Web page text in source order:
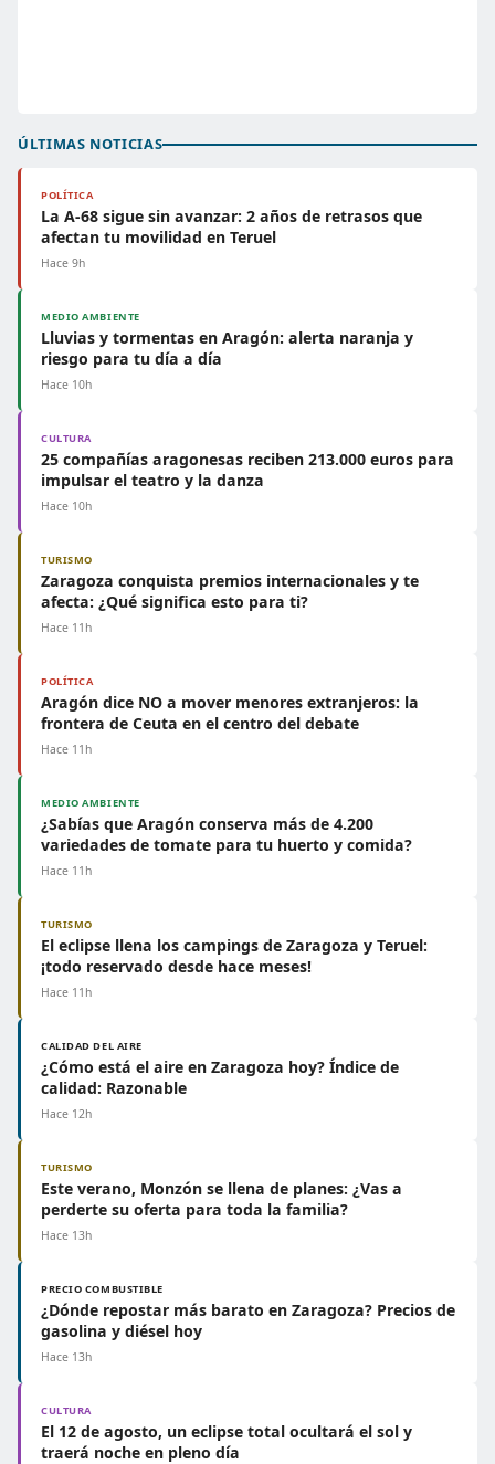
ÚLTIMAS NOTICIAS
POLÍTICA
La A-68 sigue sin avanzar: 2 años de retrasos que
afectan tu movilidad en Teruel
Hace 9h
MEDIO AMBIENTE
Lluvias y tormentas en Aragón: alerta naranja y
riesgo para tu día a día
Hace 10h
CULTURA
25 compañías aragonesas reciben 213.000 euros para
impulsar el teatro y la danza
Hace 10h
TURISMO
Zaragoza conquista premios internacionales y te
afecta: ¿Qué significa esto para ti?
Hace 11h
POLÍTICA
Aragón dice NO a mover menores extranjeros: la
frontera de Ceuta en el centro del debate
Hace 11h
MEDIO AMBIENTE
¿Sabías que Aragón conserva más de 4.200
variedades de tomate para tu huerto y comida?
Hace 11h
TURISMO
El eclipse llena los campings de Zaragoza y Teruel:
¡todo reservado desde hace meses!
Hace 11h
CALIDAD DEL AIRE
¿Cómo está el aire en Zaragoza hoy? Índice de
calidad: Razonable
Hace 12h
TURISMO
Este verano, Monzón se llena de planes: ¿Vas a
perderte su oferta para toda la familia?
Hace 13h
PRECIO COMBUSTIBLE
¿Dónde repostar más barato en Zaragoza? Precios de
gasolina y diésel hoy
Hace 13h
CULTURA
El 12 de agosto, un eclipse total ocultará el sol y
traerá noche en pleno día